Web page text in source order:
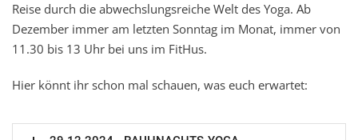
Reise durch die abwechslungsreiche Welt des Yoga. Ab
Dezember immer am letzten Sonntag im Monat, immer von
11.30 bis 13 Uhr bei uns im FitHus.
Hier könnt ihr schon mal schauen, was euch erwartet: